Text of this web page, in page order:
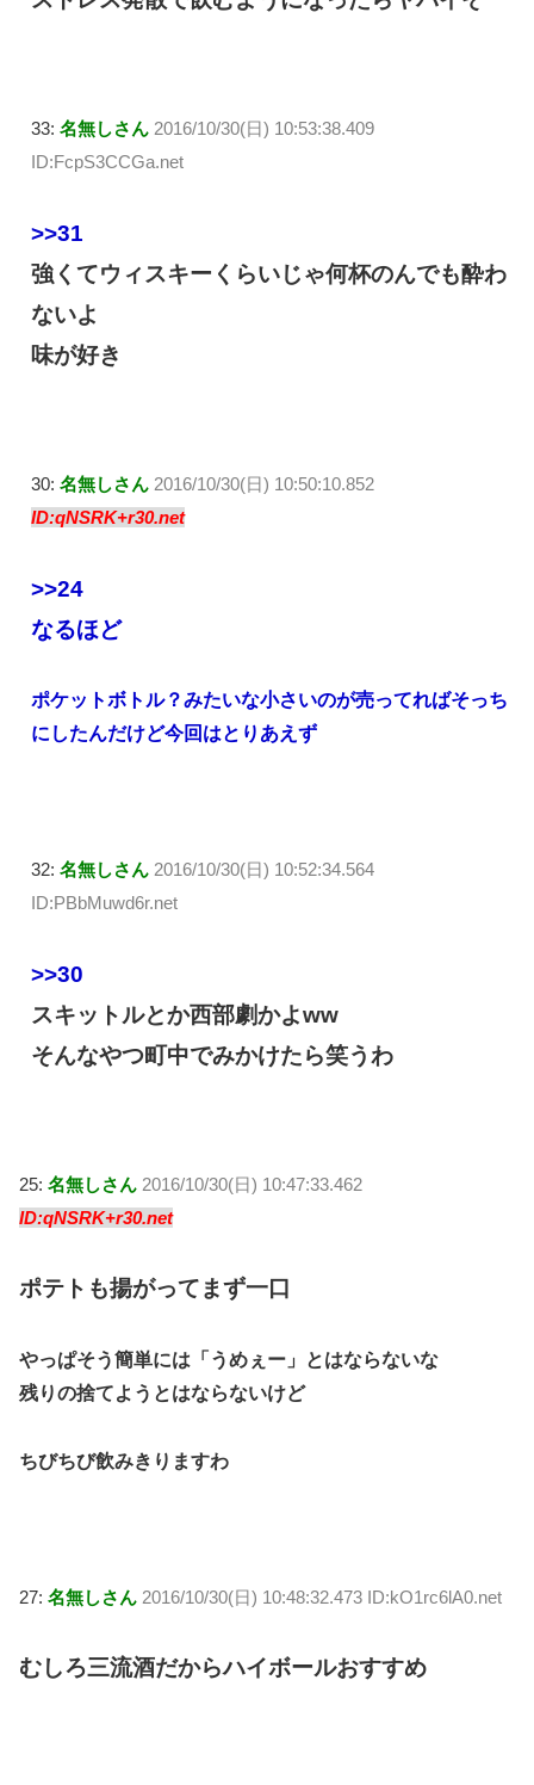
33: 名無しさん 2016/10/30(日) 10:53:38.409
ID:FcpS3CCGa.net
>>31
強くてウィスキーくらいじゃ何杯のんでも酔わ
ないよ
味が好き
30: 名無しさん 2016/10/30(日) 10:50:10.852
ID:qNSRK+r30.net
>>24
なるほど
ポケットボトル？みたいな小さいのが売ってればそっち
にしたんだけど今回はとりあえず
32: 名無しさん 2016/10/30(日) 10:52:34.564
ID:PBbMuwd6r.net
>>30
スキットルとか西部劇かよww
そんなやつ町中でみかけたら笑うわ
25: 名無しさん 2016/10/30(日) 10:47:33.462
ID:qNSRK+r30.net
ポテトも揚がってまず一口
やっぱそう簡単には「うめぇー」とはならないな
残りの捨てようとはならないけど
ちびちび飲みきりますわ
27: 名無しさん 2016/10/30(日) 10:48:32.473 ID:kO1rc6lA0.net
むしろ三流酒だからハイボールおすすめ